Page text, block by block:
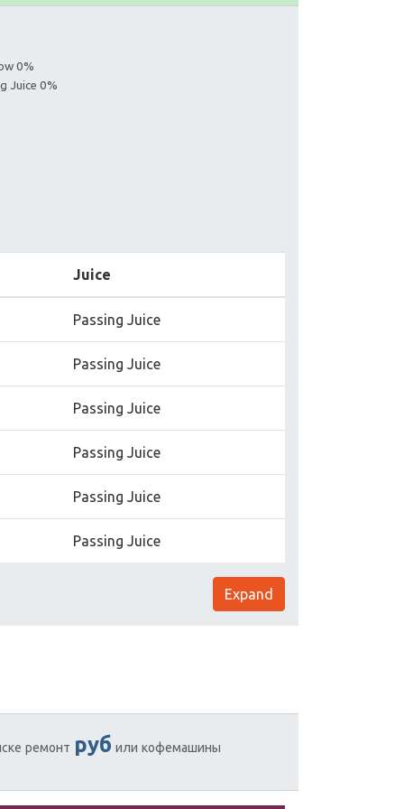
0%
Juice 0%
Juice
Passing Juice
Passing Juice
Passing Juice
Passing Juice
Passing Juice
Passing Juice
Expand
ремонт руб или кофемашины